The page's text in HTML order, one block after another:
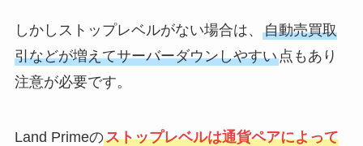
しかしストップレベルがない場合は、 自動売買取
引などが増えてサーバーダウンしやすい点もあり
注意が必要です。
Land Primeのストップレベルは通貨ペアによって